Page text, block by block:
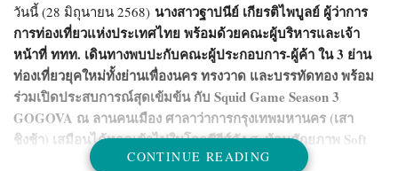
วันนี้ (28 มิถุนายน 2568) นางสาวฐาปนีย์ เกียรติไพบูลย์ ผู้ว่าการ
การท่องเที่ยวแห่งประเทศไทย พร้อมด้วยคณะผู้บริหารและเจ้า
หน้าที่ ททท. เดินทางพบปะกับคณะผู้ประกอบการ-ผู้ค้า ใน 3 ย่าน
ท่องเที่ยวยุคใหม่ทั้งย่านเพื่องนคร ทรงวาด และบรรทัดทอง พร้อม
ร่วมเปิดประสบการณ์สุดเข้มข้น กับ Squid Game Season 3
GOGOVA ณ ลานคนเมือง ศาลาว่าการกรุงเทพมหานคร (เสา
ชิงช้า) เสมือนได้หลุดเข้าไปในโลกซีรีส์ดัง สะท้อนศักยภาพ Soft
Power ไทยที่สร้างสรรค์และดึงดูดสายตานักท่องเที่ยวทั่วโลก!
CONTINUE READING